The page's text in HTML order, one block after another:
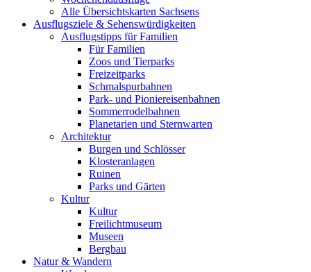
Alle Übersichtskarten Sachsens
Ausflugsziele & Sehenswürdigkeiten
Ausflugstipps für Familien
Für Familien
Zoos und Tierparks
Freizeitparks
Schmalspurbahnen
Park- und Pioniereisenbahnen
Sommerrodelbahnen
Planetarien und Sternwarten
Architektur
Burgen und Schlösser
Klosteranlagen
Ruinen
Parks und Gärten
Kultur
Kultur
Freilichtmuseum
Museen
Bergbau
Natur & Wandern